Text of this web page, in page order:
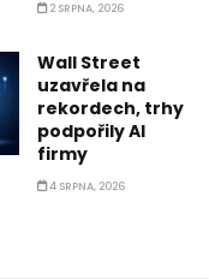
2 SRPNA, 2026
Wall Street
uzavřela na
rekordech, trhy
podpořily AI
firmy
4 SRPNA, 2026